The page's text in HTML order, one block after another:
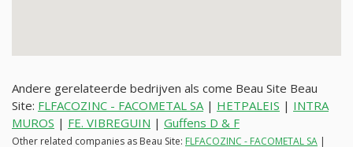
Andere gerelateerde bedrijven als come Beau Site Beau
Site: FLFACOZINC - FACOMETAL SA| HETPALEIS | INTRA
MUROS | FE. VIBREGUIN | Guffens D & F
Other related companies as Beau Site: FLFACOZINC - FACOMETAL SA |